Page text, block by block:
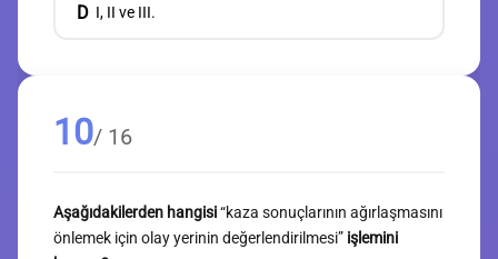
D I, II ve III.
10/ 16
Aşağıdakilerden hangisi“kaza sonuçlarının ağırlaşmasını
önlemek için olay yerinin değerlendirilmesi” işlemini